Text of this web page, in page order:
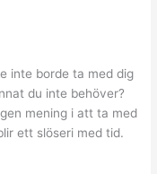
inte borde ta med dig
du inte behöver?
mening i att ta med
ett slöseri med tid.